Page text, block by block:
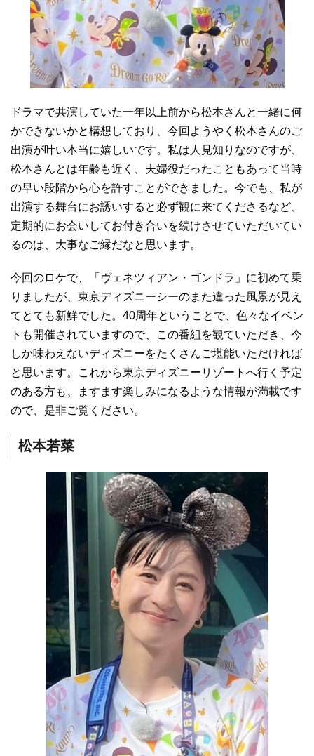
ドラマで共演していた一年以上前から松本さんと一緒に何
かできないかと構想しており、今回ようやく松本さんのご
出演が叶い本当に嬉しいです。私は人見知りなのですが、
松本さんとは年齢も近く、夫婦役だったこともあって当時
の早い段階から心を許すことができました。今でも、私が
出演する舞台にお誘いすると必ず観に来てくださるなど、
定期的にお会いしてお付き合いを続けさせていただいてい
るのは、大事なご縁だなと思います。
今回のロケで、「ヴェネツィアン・ゴンドラ」に初めて乗
りましたが、東京ディズニーシーのまた違った風景が見え
てとても新鮮でした。40周年ということで、色々なイベン
トも開催されていますので、この番組を観ていただき、今
しか味わえないディズニーをたくさんご堪能いただければ
と思います。これから東京ディズニーリゾートへ行く予定
のある方も、ますます楽しみになるような情報が満載です
ので、是非ご覧ください。
松本若菜